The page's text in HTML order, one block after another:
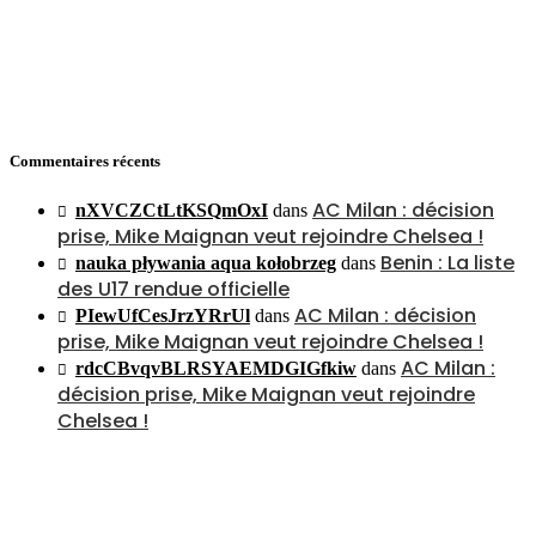
Commentaires récents
nXVCZCtLtKSQmOxI dans AC Milan : décision
prise, Mike Maignan veut rejoindre Chelsea !
nauka pływania aqua kołobrzeg dans Benin : La liste
des U17 rendue officielle
PIewUfCesJrzYRrUl dans AC Milan : décision
prise, Mike Maignan veut rejoindre Chelsea !
rdcCBvqvBLRSYAEMDGIGfkiw dans AC Milan :
décision prise, Mike Maignan veut rejoindre
Chelsea !